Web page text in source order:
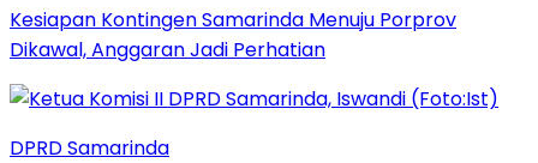
Kesiapan Kontingen Samarinda Menuju Porprov
Dikawal, Anggaran Jadi Perhatian
DPRD Samarinda